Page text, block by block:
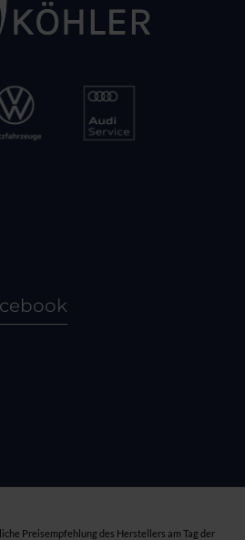
Preisempfehlung des Herstellers am Tag der